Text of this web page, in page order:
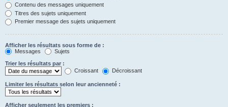
Contenu des messages uniquement
Titres des sujets uniquement
Premier message des sujets uniquement
Afficher les résultats sous forme de :
Messages
Sujets
Trier les résultats par :
Croissant
Décroissant
Limiter les résultats selon leur ancienneté :
Afficher seulement les premiers :